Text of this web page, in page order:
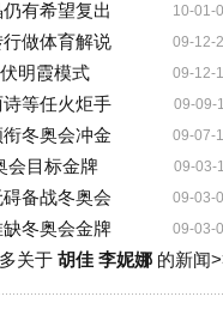
10-01-
有希望复出
09-12-
做体育解说
09-12-
明霞模式
09-09-
等任火炬手
09-07-
冬奥会冲金
09-03-
会目标金牌
09-03-
备战冬奥会
09-03-
冬奥会金牌
关于 胡佳 李妮娜的新闻